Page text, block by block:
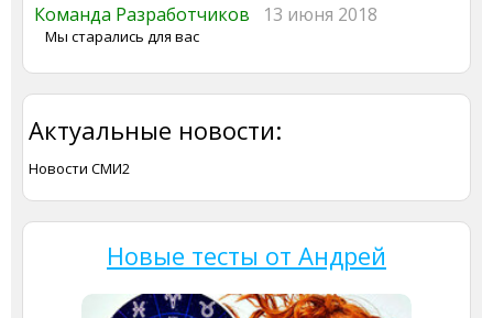
Команда Разработчиков 13 июня 2018
Мы старались для вас
Актуальные новости:
Новости СМИ2
Новые тесты от Андрей